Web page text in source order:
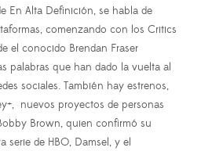
En Alta Definición, se habla de
comenzando con los Critics
el conocido Brendan Fraser
palabras que han dado la vuelta al
sociales. También hay estrenos,
nuevos proyectos de personas
Brown, quien confirmó su
serie de HBO, Damsel, y el